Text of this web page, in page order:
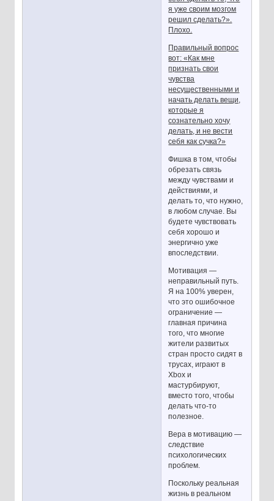
я уже своим мозгом
решил сделать?».
Плохо.
Правильный вопрос
вот: «Как мне
признать свои
чувства
несущественными и
начать делать вещи,
которые я
сознательно хочу
делать, и не вести
себя как сучка?»
Фишка в том, чтобы
обрезать связь
между чувствами и
действиями, и
делать то, что нужно,
в любом случае. Вы
будете чувствовать
себя хорошо и
энергично уже
впоследствии.
Мотивация —
неправильный путь.
Я на 100% уверен,
что это ошибочное
ограничение —
главная причина
того, что многие
жители развитых
стран просто сидят в
трусах, играют в
Xbox и
мастурбируют,
вместо того, чтобы
делать что-то
полезное.
Вера в мотивацию —
следствие
психологических
проблем.
Поскольку реальная
жизнь в реальном